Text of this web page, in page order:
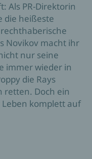
Als PR-Direktorin
die heißeste
Novikov macht ihr
nur seine
immer wieder in
die Rays
retten. Doch ein
komplett auf